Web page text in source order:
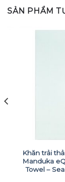
SẢN PHẨM
Khăn trải
Manduka
Towel –